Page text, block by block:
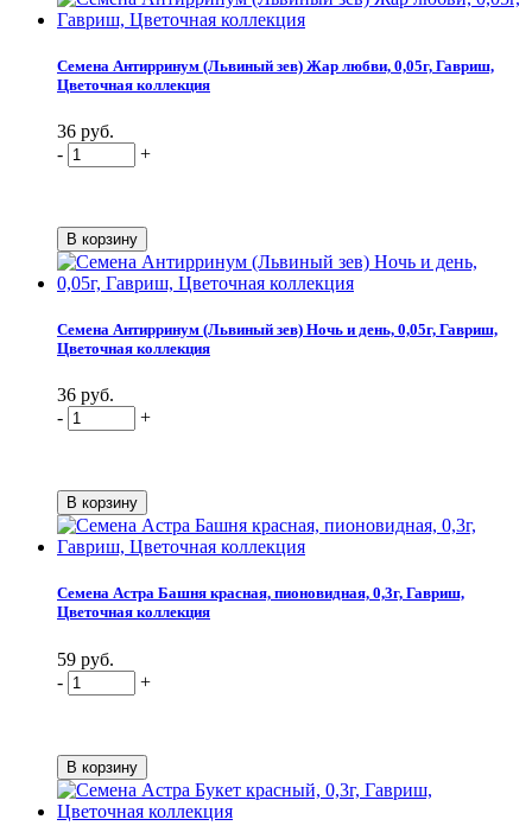
Семена Антирринум (Львиный зев) Жар любви, 0,05г, Гавриш,
Цветочная коллекция
36 руб.
-
+
Семена Антирринум (Львиный зев) Ночь и день, 0,05г, Гавриш,
Цветочная коллекция
36 руб.
-
+
Семена Астра Башня красная, пионовидная, 0,3г, Гавриш,
Цветочная коллекция
59 руб.
-
+